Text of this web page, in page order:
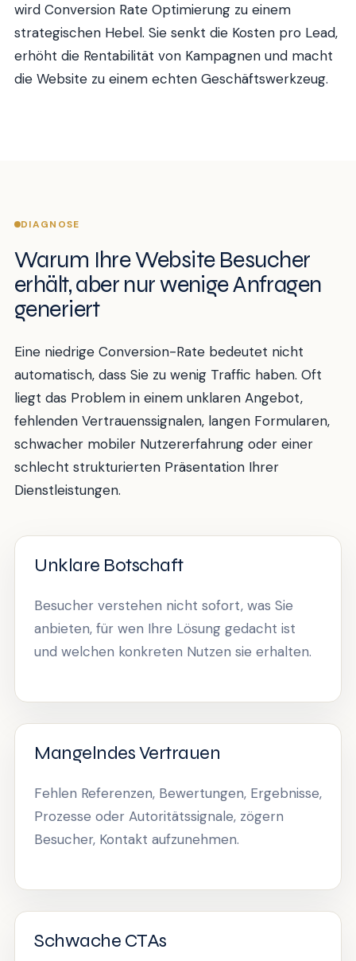
wird Conversion Rate Optimierung zu einem
strategischen Hebel. Sie senkt die Kosten pro Lead,
erhöht die Rentabilität von Kampagnen und macht
die Website zu einem echten Geschäftswerkzeug.
DIAGNOSE
Warum Ihre Website Besucher
erhält, aber nur wenige Anfragen
generiert
Eine niedrige Conversion-Rate bedeutet nicht
automatisch, dass Sie zu wenig Traffic haben. Oft
liegt das Problem in einem unklaren Angebot,
fehlenden Vertrauenssignalen, langen Formularen,
schwacher mobiler Nutzererfahrung oder einer
schlecht strukturierten Präsentation Ihrer
Dienstleistungen.
Unklare Botschaft
Besucher verstehen nicht sofort, was Sie
anbieten, für wen Ihre Lösung gedacht ist
und welchen konkreten Nutzen sie erhalten.
Mangelndes Vertrauen
Fehlen Referenzen, Bewertungen, Ergebnisse,
Prozesse oder Autoritätssignale, zögern
Besucher, Kontakt aufzunehmen.
Schwache CTAs